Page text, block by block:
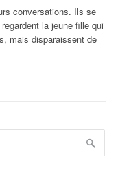
conversations. Ils se
la jeune fille qui
mais disparaissent de